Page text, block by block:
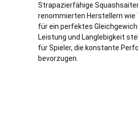
Strapazierfähige
renommierten Herstellern wie
für ein perfektes
Leistung und Langlebigkeit
für Spieler, die konstante
bevorzugen.